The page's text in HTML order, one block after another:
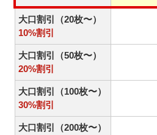
大口割引（20枚〜）
10%割引
大口割引（50枚〜）
20%割引
大口割引（100枚〜）
30%割引
大口割引（200枚〜）